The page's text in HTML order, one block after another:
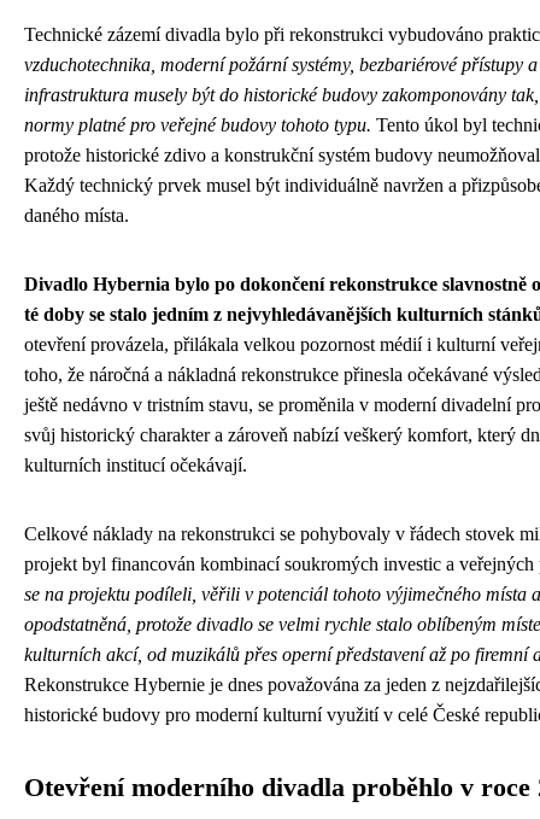
Technické zázemí divadla bylo při rekonstrukci vybudováno
vzduchotechnika, moderní požární systémy, bezbariérové přístupy
infrastruktura musely být do historické budovy zakomponovány
normy platné pro veřejné budovy tohoto typu. Tento úkol byl
protože historické zdivo a konstrukční systém budovy
Každý technický prvek musel být individuálně navržen a
daného místa.
Divadlo Hybernia bylo po dokončení rekonstrukce slavnostně
té doby se stalo jedním z nejvyhledávanějších kulturních
otevření provázela, přilákala velkou pozornost médií i kulturní
toho, že náročná a nákladná rekonstrukce přinesla očekávané
ještě nedávno v tristním stavu, se proměnila v moderní divadelní
svůj historický charakter a zároveň nabízí veškerý komfort, který
kulturních institucí očekávají.
Celkové náklady na rekonstrukci se pohybovaly v řádech stovek
projekt byl financován kombinací soukromých investic a
se na projektu podíleli, věřili v potenciál tohoto výjimečného místa
opodstatněná, protože divadlo se velmi rychle stalo oblíbeným
kulturních akcí, od muzikálů přes operní představení až po firemní
Rekonstrukce Hybernie je dnes považována za jeden z
historické budovy pro moderní kulturní využití v celé České
Otevření moderního divadla proběhlo v roce